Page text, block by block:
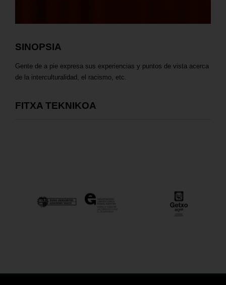
SINOPSIA
Gente de a pie expresa sus experiencias y puntos de vista acerca
de la interculturalidad, el racismo, etc.
FITXA TEKNIKOA